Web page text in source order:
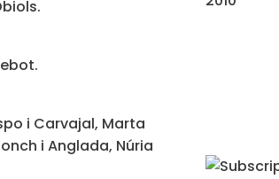
i Carvajal, Marta
i Anglada, Núria